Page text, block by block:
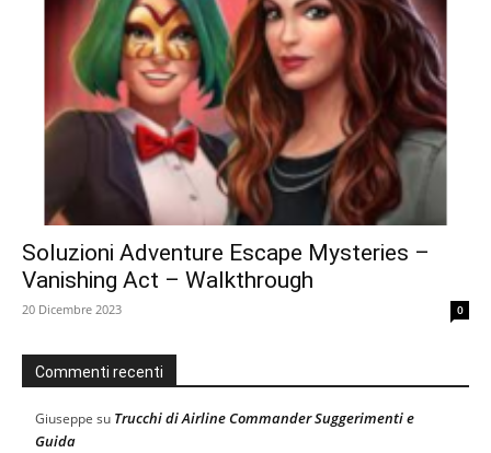
Soluzioni Adventure Escape Mysteries –
Vanishing Act – Walkthrough
20 Dicembre 2023 0
Commenti recenti
Giuseppe su Trucchi di Airline Commander Suggerimenti e
Guida